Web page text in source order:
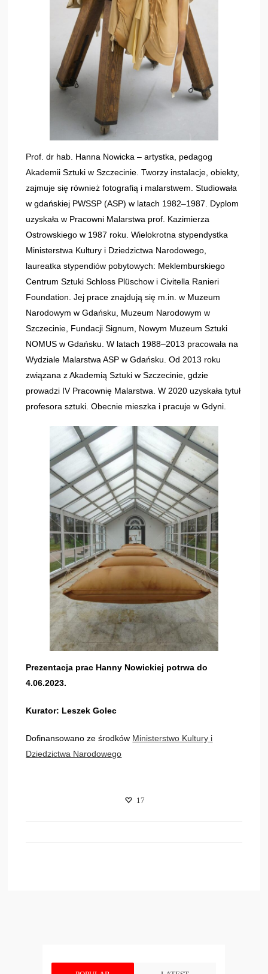
Prof. dr hab. Hanna Nowicka – artystka, pedagog
Akademii Sztuki w Szczecinie. Tworzy instalacje, obiekty,
zajmuje się również fotografią i malarstwem. Studiowała
w gdańskiej PWSSP (ASP) w latach 1982–1987. Dyplom
uzyskała w Pracowni Malarstwa prof. Kazimierza
Ostrowskiego w 1987 roku. Wielokrotna stypendystka
Ministerstwa Kultury i Dziedzictwa Narodowego,
laureatka stypendiów pobytowych: Meklemburskiego
Centrum Sztuki Schloss Plüschow i Civitella Ranieri
Foundation. Jej prace znajdują się m.in. w Muzeum
Narodowym w Gdańsku, Muzeum Narodowym w
Szczecinie, Fundacji Signum, Nowym Muzeum Sztuki
NOMUS w Gdańsku. W latach 1988–2013 pracowała na
Wydziale Malarstwa ASP w Gdańsku. Od 2013 roku
związana z Akademią Sztuki w Szczecinie, gdzie
prowadzi IV Pracownię Malarstwa. W 2020 uzyskała tytuł
profesora sztuki. Obecnie mieszka i pracuje w Gdyni.
Prezentacja prac Hanny Nowickiej potrwa do
4.06.2023.
Kurator: Leszek Golec
Dofinansowano ze środków Ministerstwo Kultury i
Dziedzictwa Narodowego
17